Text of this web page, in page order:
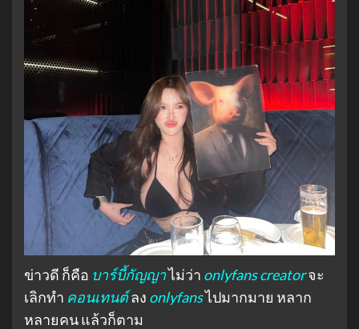
ข่าวดี ก็คือ บาร์บี้กัญญาไม่ว่า onlyfans creatorจะ
เลิกทำ คอนเทนต์ลง onlyfansไปมากมาย หลาก
หลายคน แล้วก็ตาม